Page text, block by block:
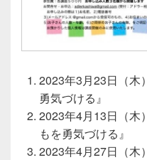
2023年3月23日（
勇気づける』
2023年4月13日（
もを勇気づける』
2023年4月27日（